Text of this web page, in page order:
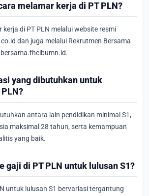
melamar kerja di PT PLN?
kerja di PT PLN melalui website resmi
dan juga melalui Rekrutmen Bersama
yang dibutuhkan untuk
antara lain pendidikan minimal S1,
maksimal 28 tahun, serta kemampuan
yang baik.
gaji di PT PLN untuk lulusan S1?
untuk lulusan S1 bervariasi tergantung